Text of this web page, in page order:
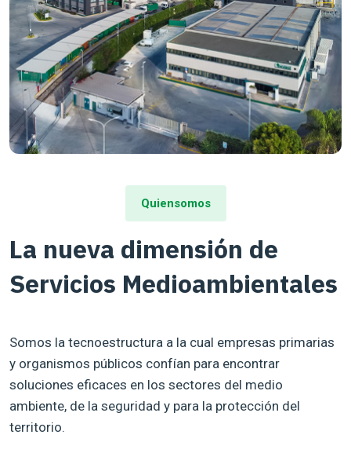
Quiensomos
La nueva dimensión de
Servicios Medioambientales
Somos la tecnoestructura a la cual empresas primarias
y organismos públicos confían para encontrar
soluciones eficaces en los sectores del medio
ambiente, de la seguridad y para la protección del
territorio.